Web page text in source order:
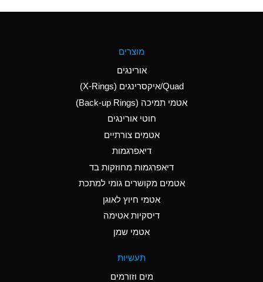
Aluminum Nitrate
(Aqueous)
Aluminum Phosphate
Ammonia Anhydrous
B
Ammonia Gas (cold)
A
Ammonia Gas (hot)
מוצרים
אורינגים
Quad/איקסרינגים (X-Rings)
אטמי תמיכה (Back-up Rings)
חוטי אורינגים
אטמים צורתיים
דיאפרגמות
דיאפרגמות מחוזקות בד
אטמים מקושרים גומי למתכת
אטמי חיוץ לאוגן
דיסקיות אטימה
אטמי שמן
תעשיות
מים וזורמים